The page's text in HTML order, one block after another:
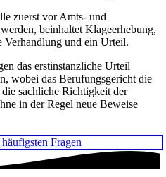
zuerst vor Amts- und
beinhaltet Klageerhebung,
Verhandlung und ein Urteil.
das erstinstanzliche Urteil
wobei das Berufungsgericht die
sachliche Richtigkeit der
in der Regel neue Beweise
Fragen